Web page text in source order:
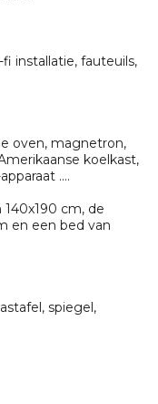
installatie, fauteuils,
oven, magnetron,
koelkast,
....
cm, de
en een bed van
spiegel,